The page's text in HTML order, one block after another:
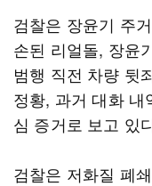
검찰은 장윤기 주
손된 리얼돌, 장윤
범행 직전 차량 뒷
정황, 과거 대화 내
심 증거로 보고 있
검찰은 저화질 폐